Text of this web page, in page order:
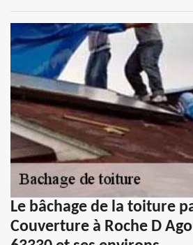
Le bâchage de la toiture
Couverture à Roche D